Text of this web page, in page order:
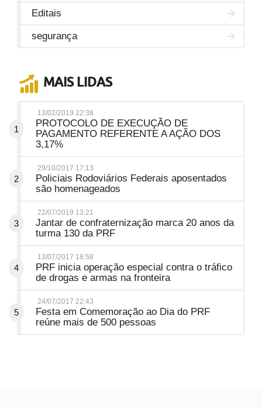
Editais
segurança
MAIS LIDAS
1
13/02/2019 22:38
PROTOCOLO DE EXECUÇÃO DE
PAGAMENTO REFERENTE A AÇÃO DOS
3,17%
2
29/10/2017 17:13
Policiais Rodoviários Federais aposentados
são homenageados
3
22/07/2019 13:21
Jantar de confraternização marca 20 anos da
turma 130 da PRF
4
13/07/2017 18:58
PRF inicia operação especial contra o tráfico
de drogas e armas na fronteira
5
24/07/2017 22:43
Festa em Comemoração ao Dia do PRF
reúne mais de 500 pessoas